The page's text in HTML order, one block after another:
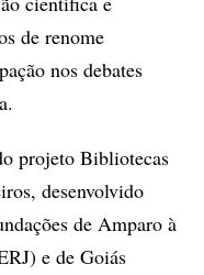
de renome
nos debates
projeto Bibliotecas
desenvolvido
de Amparo à
e de Goiás